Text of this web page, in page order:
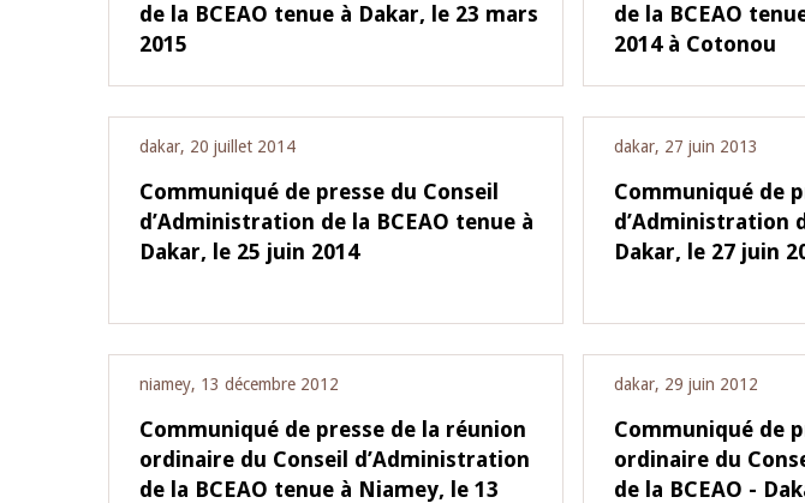
de la BCEAO tenue à Dakar, le 23 mars
2015
de la BCEAO
2014 à Cotonou
dakar, 20 juillet 2014
Communiqué de presse du Conseil
d’Administration de la BCEAO tenue à
Dakar, le 25 juin 2014
dakar, 27 juin 2013
Communiqué de
d’Administration
Dakar, le 27 juin
niamey, 13 décembre 2012
Communiqué de presse de la réunion
ordinaire du Conseil d’Administration
de la BCEAO tenue à Niamey, le 13
dakar, 29 juin 2012
Communiqué de
ordinaire du
de la BCEAO -
d'ouverture du Comité de
2026, prononcée par son Président
Jean-Claude Kassi BROU
22 juillet 2026
Mot introductif du Gouverneur Jean-
de présentation du rapport annuel 2025
de la BCEAO
10 juin
juin